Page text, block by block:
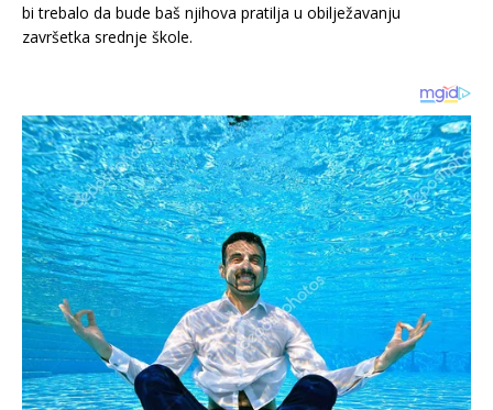
bi trebalo da bude baš njihova pratilja u obilježavanju
završetka srednje škole.